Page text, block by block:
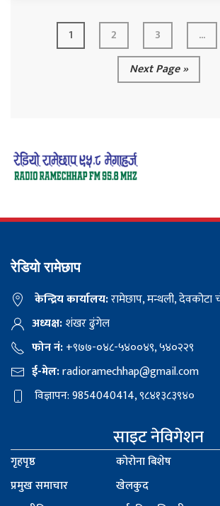
1 2 3 ...
Next Page »
रेडियो रामेछाप
केन्द्रिय कार्यालय:रामेछाप, मन्थली, देवकोटा
अध्यक्ष:शंखर ढुंगेल
फोन नं:+९७७-०४८-५४००४९, ५४०२२९
ई-मेल:radioramechhap@gmail.com
विज्ञापन: 9854040414, ९८४१३८३९४०
साइट नेविगेशन
गृहपृष्ठ
प्रमुख समाचार
कोरोना बिशेष
खेलकुद